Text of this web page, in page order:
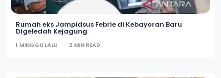
Rumah eks Jampidsus Febrie di Kebayoran Baru
Digeledah Kejagung
1 MINGGU LALU 2 MIN READ